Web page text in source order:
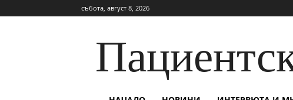
събота, август 8, 2026